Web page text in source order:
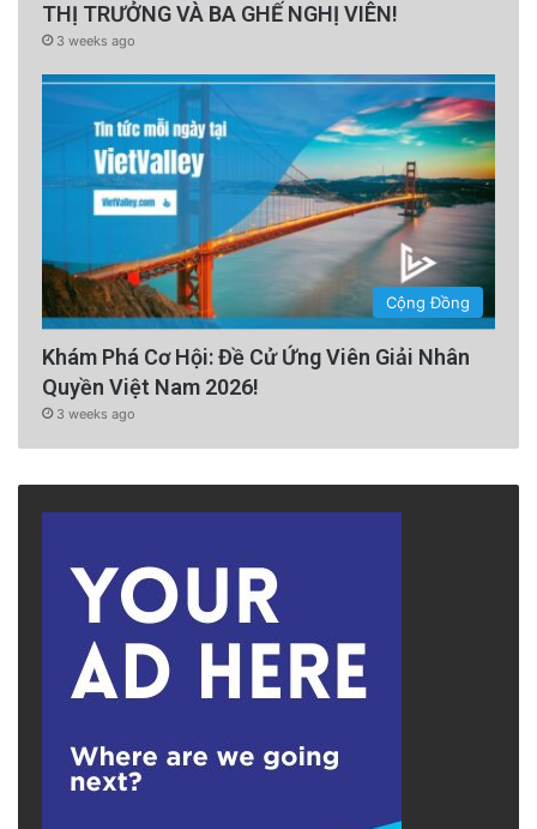
THỊ TRƯỞNG VÀ BA GHẾ NGHỊ VIÊN!
3 weeks ago
Cộng Đồng
Khám Phá Cơ Hội: Đề Cử Ứng Viên Giải Nhân
Quyền Việt Nam 2026!
3 weeks ago